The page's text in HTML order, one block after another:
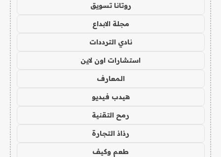
روتانا تسويق
مجلة الابداع
نادي الترددات
استشارات اون لاين
المعارف
هيدب فيديو
رمح التقنية
رذاذ التجارة
طعم وكيف